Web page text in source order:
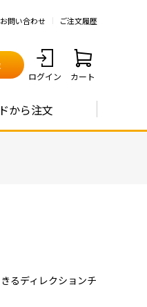
お問い合わせ ご注文履歴
ログイン カート
から注文
るディレクションチ